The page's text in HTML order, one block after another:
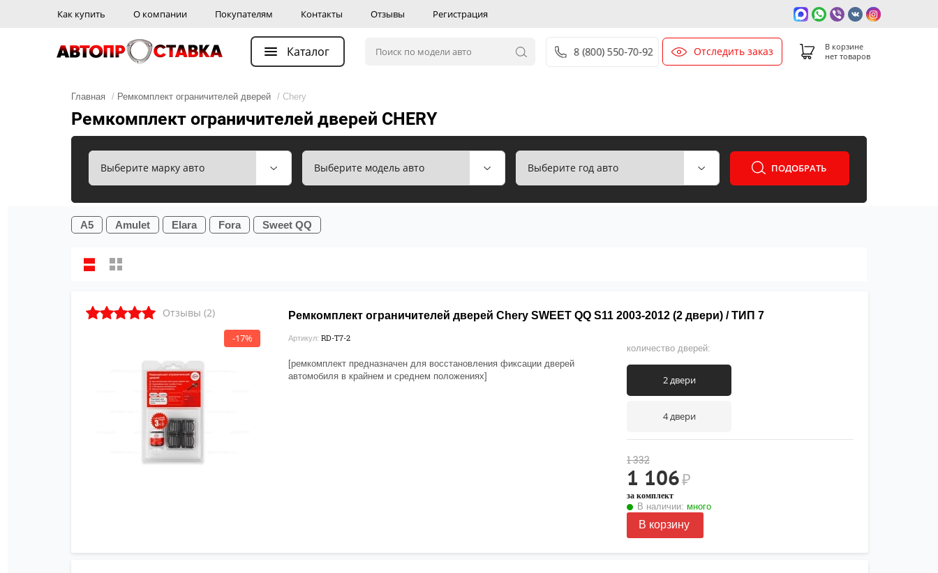
Как купить О компании Покупателям Контакты Отзывы Регистрация
Каталог 8 (800) 550-70-92 Отследить заказ
В корзине
нет товаров
Главная / Ремкомплект ограничителей дверей / Chery
Ремкомплект ограничителей дверей CHERY
ПОДОБРАТЬ
A5 Amulet Elara Fora Sweet QQ
Отзывы (2)
-17%
Ремкомплект ограничителей дверей Chery SWEET QQ S11 2003-2012 (2 двери) / ТИП 7
Артикул: RD-T7-2
[ремкомплект предназначен для восстановления фиксации дверей
автомобиля в крайнем и среднем положениях]
количество дверей:
2 двери
4 двери
1 332
1 106₽
за комплект
В наличии: много
В корзину